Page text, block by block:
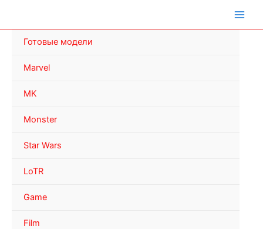
Готовые модели
Marvel
MK
Monster
Star Wars
LoTR
Game
Film